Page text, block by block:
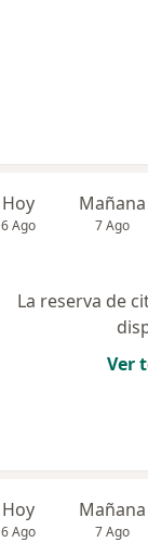
Hoy
6 Ago
Mañana
7 Ago
La reserva de
Ver
Hoy
6 Ago
Mañana
7 Ago